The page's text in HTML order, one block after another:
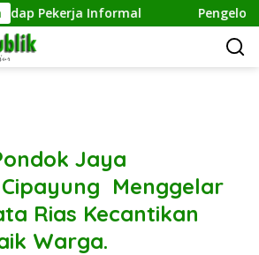
Informal Pengelolaan
Jaya
Menggelar
Rias Kecantikan
Warga.